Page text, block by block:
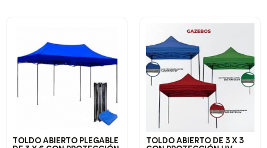
TOLDO ABIERTO PLEGABLE
TOLDO ABIERTO DE 3 X 3